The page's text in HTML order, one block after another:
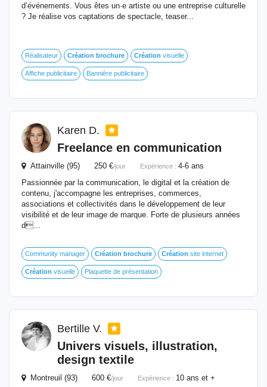
d’événements. Vous êtes un·e artiste ou une entreprise culturelle
? Je réalise vos captations de spectacle, teaser...
Réalisateur Création brochure Création visuelle
Affiche publicitaire Bannière publicitaire
Karen D.
Freelance en communication
Attainville (95) 250 €/jour Expérience : 4-6 ans
Passionnée par la communication, le digital et la création de
contenu, j'accompagne les entreprises, commerces,
associations et collectivités dans le développement de leur
visibilité et de leur image de marque. Forte de plusieurs années
d...
Community manager Création brochure Création site internet
Création visuelle Plaquette de présentation
Bertille V.
Univers visuels, illustration,
design textile
Montreuil (93) 600 €/jour Expérience : 10 ans et +